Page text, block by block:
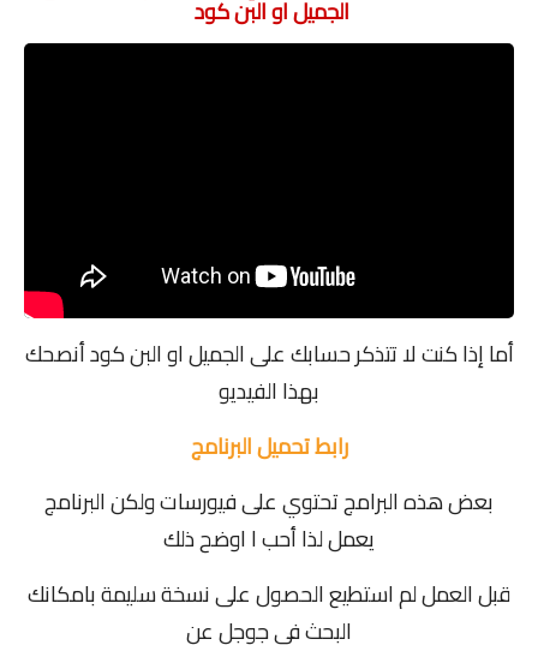
الجميل او البن كود
أما إذا كنت لا تتذكر حسابك على الجميل او البن كود أنصحك
بهذا الفيديو
رابط تحميل البرنامج
بعض هذه البرامج تحتوي على فيورسات ولكن البرنامج
يعمل لذا أحب ا اوضح ذلك
قبل العمل لم استطيع الحصول على نسخة سليمة بامكانك
البحث في جوجل عن